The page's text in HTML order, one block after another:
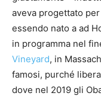
aveva progettato
essendo nato a ad
in programma nel
Vineyard, in
famosi, purché
dove nel 2019 gli